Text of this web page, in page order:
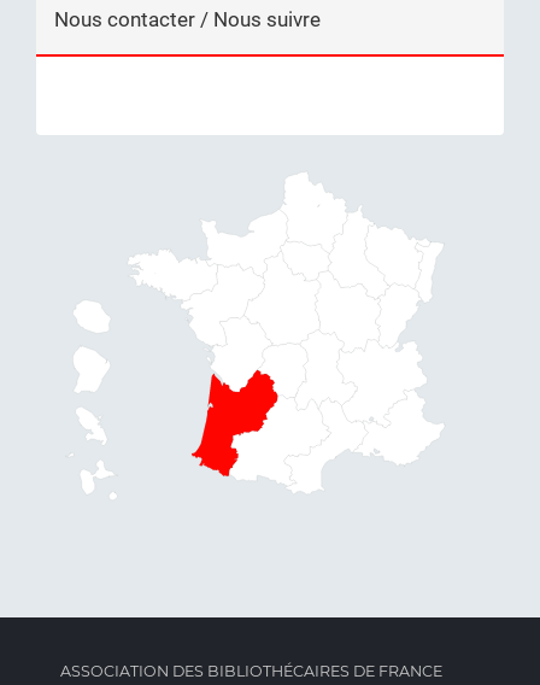
Nous contacter / Nous suivre
ASSOCIATION DES BIBLIOTHÉCAIRES DE FRANCE